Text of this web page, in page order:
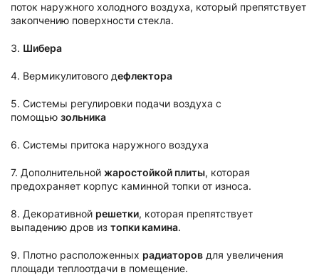
поток наружного холодного воздуха, который препятствует
закопчению поверхности стекла.
3. Шибера
4. Вермикулитового дефлектора
5. Системы регулировки подачи воздуха с
помощью зольника
6. Системы притока наружного воздуха
7. Дополнительной жаростойкой плиты, которая
предохраняет корпус каминной топки от износа.
8. Декоративной решетки, которая препятствует
выпадению дров из топки камина.
9. Плотно расположенных радиаторов для увеличения
площади теплоотдачи в помещение.